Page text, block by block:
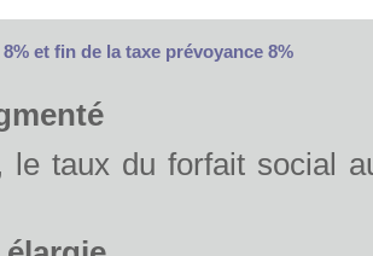
et fin de la taxe prévoyance 8%
le taux du forfait social